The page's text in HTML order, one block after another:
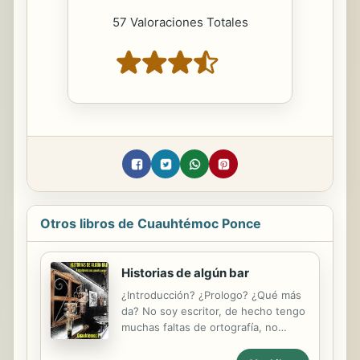
57 Valoraciones Totales
Otros libros de Cuauhtémoc Ponce
Historias de algún bar
¿Introducción? ¿Prologo? ¿Qué más
da? No soy escritor, de hecho tengo
muchas faltas de ortografía, no